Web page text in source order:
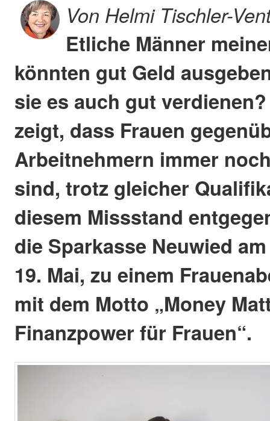
Von Helmi Tischler-
Etliche Männer
könnten gut Geld
sie es auch gut
zeigt, dass Frauen
Arbeitnehmern immer
sind, trotz gleicher
diesem Missstand
die Sparkasse Neuwied
19. Mai, zu einem
mit dem Motto „Money
Finanzpower für Frauen“.